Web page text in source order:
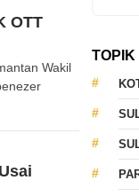
OTT
Wakil
TOPIK